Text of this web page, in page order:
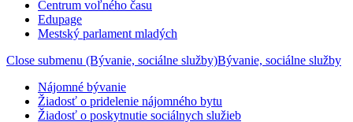
Centrum voľného času
Edupage
Mestský parlament mladých
Close submenu (Bývanie, sociálne služby)Bývanie, sociálne služby
Nájomné bývanie
Žiadosť o pridelenie nájomného bytu
Žiadosť o poskytnutie sociálnych služieb